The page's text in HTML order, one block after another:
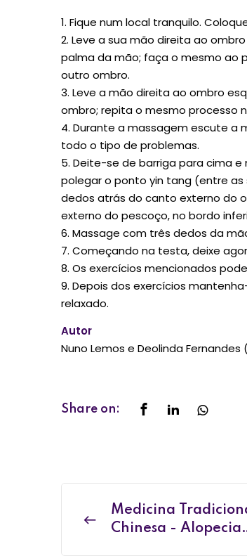
1. Fique num local tranquilo.
2. Leve a sua mão direita ao
palma da mão; faça o mesmo ao
outro ombro.
3. Leve a mão direita ao ombro
ombro; repita o mesmo processo
4. Durante a massagem escute a
todo o tipo de problemas.
5. Deite-se de barriga para cima
polegar o ponto yin tang (entre
dedos atrás do canto externo do
externo do pescoço, no bordo
6. Massage com três dedos da
7. Começando na testa, deixe
8. Os exercícios mencionados
9. Depois dos exercícios
relaxado.
Autor
Nuno Lemos e Deolinda
Share on:
Medicina
Chinesa - Alopecia